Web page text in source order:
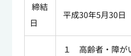
締結
日
平成30年5月30日
１ 高齢者・障が